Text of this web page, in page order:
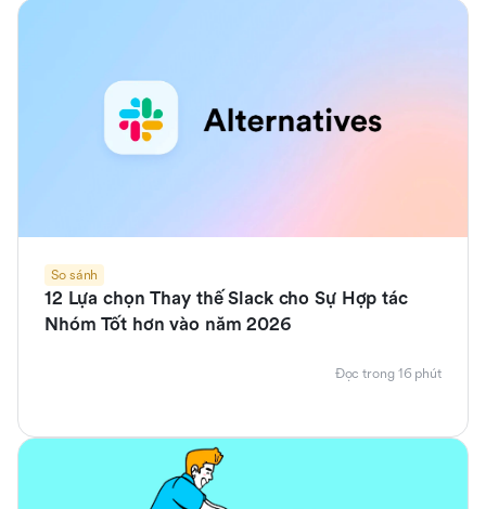
So sánh
12 Lựa chọn Thay thế Slack cho Sự Hợp tác
Nhóm Tốt hơn vào năm 2026
Đọc trong 16 phút